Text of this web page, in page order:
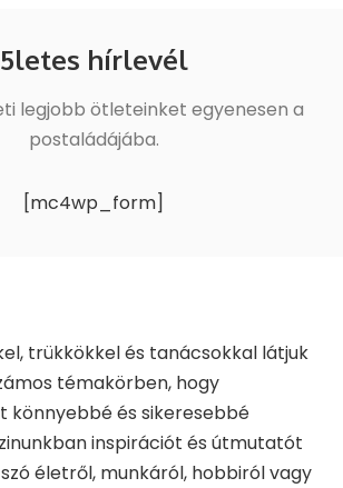
5letes hírlevél
legjobb ötleteinket egyenesen a
postaládájába.
[mc4wp_form]
trükkökkel és tanácsokkal látjuk
témakörben, hogy
könnyebbé és sikeresebbé
inspirációt és útmutatót
életről, munkáról, hobbiról vagy